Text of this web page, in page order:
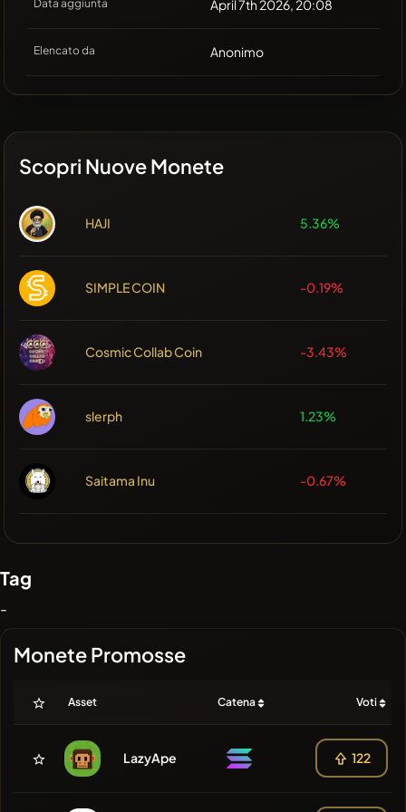
Data aggiunta April 7th 2026, 20:08
Elencato da Anonimo
Scopri Nuove Monete
HAJI 5.36%
SIMPLE COIN -0.19%
Cosmic Collab Coin -3.43%
slerph 1.23%
Saitama Inu -0.67%
Tag
-
Monete Promosse
Asset Catena Voti
LazyApe 122